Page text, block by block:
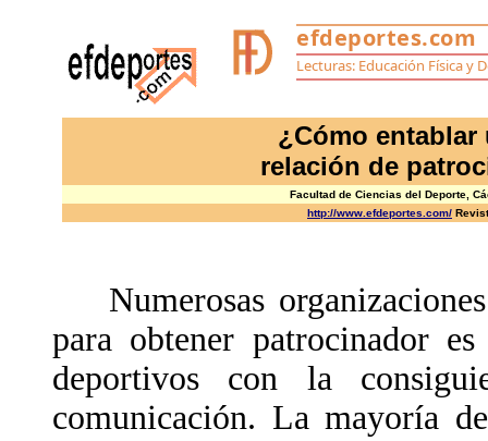
¿Cómo entablar
relación de
Facultad de Ciencias del Deporte,
http://www.efdeportes.com/
Numerosas
para obtener patrocinador
deportivos con la
comunicación. La mayoría